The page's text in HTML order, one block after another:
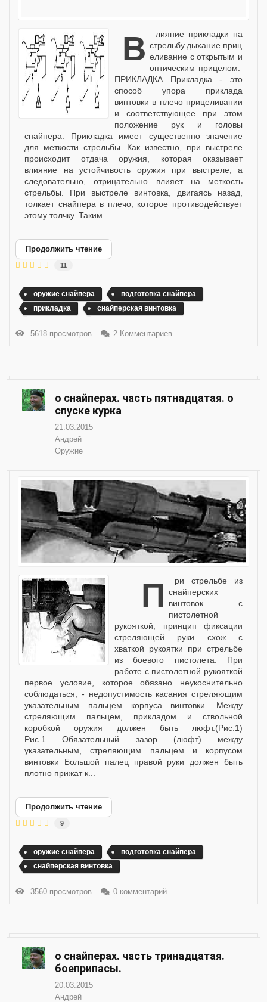
влияние прикладки на стрельбу.дыхание.приц
еливание с открытым и
оптическим прицелом.
ПРИКЛАДКА Прикладка - это
способ упора приклада
винтовки в плечо прицеливании
и соответствующее при этом
положение рук и головы
снайпера. Прикладка имеет существенно значение
для меткости стрельбы. Как известно, при выстреле
происходит отдача оружия, которая оказывает
влияние на устойчивость оружия при выстреле, а
следовательно, отрицательно влияет на меткость
стрельбы. При выстреле винтовка, двигаясь назад,
толкает снайпера в плечо, которое противодействует
этому толчку. Таким...
Продолжить чтение
11
оружие снайпера
подготовка снайпера
прикладка
снайперская винтовка
5618 просмотров 2 Комментариев
о снайперах. часть пятнадцатая. о
спуске курка
21.03.2015
Андрей
Оружие
При стрельбе из снайперских
винтовок с
пистолетной
рукояткой, принцип фиксации
стреляющей руки схож с
хваткой рукоятки при стрельбе
из боевого пистолета. При
работе с пистолетной рукояткой
первое условие, которое обязано неукоснительно
соблюдаться, - недопустимость касания стреляющим
указательным пальцем корпуса винтовки. Между
стреляющим пальцем, прикладом и ствольной
коробкой оружия должен быть люфт.(Рис.1)
Рис.1 Обязательный зазор (люфт) между
указательным, стреляющим пальцем и корпусом
винтовки Большой палец правой руки должен быть
плотно прижат к...
Продолжить чтение
9
оружие снайпера
подготовка снайпера
снайперская винтовка
3560 просмотров 0 комментарий
о снайперах. часть тринадцатая.
боеприпасы.
20.03.2015
Андрей